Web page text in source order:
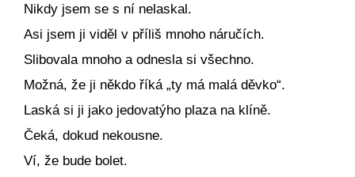
Nikdy jsem se s ní nelaskal.
Asi jsem ji viděl v příliš mnoho náručích.
Slibovala mnoho a odnesla si všechno.
Možná, že ji někdo říká „ty má malá děvko“.
Laská si ji jako jedovatýho plaza na klíně.
Čeká, dokud nekousne.
Ví, že bude bolet.